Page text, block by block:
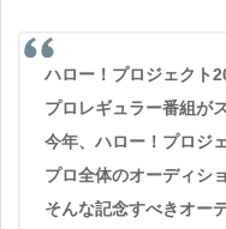
ハロー！プロジェクト20周年を記念して、AbemaTVハロ
プロレギュラー番組が
今年、ハロー！プロジ
プロ全体のオーディシ
そんな記念すべきオー